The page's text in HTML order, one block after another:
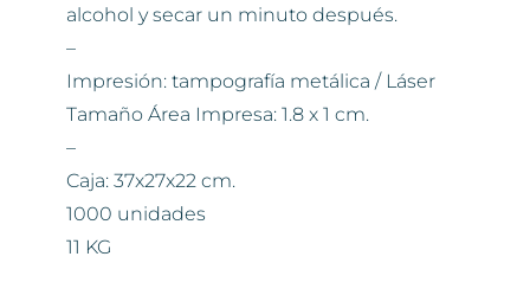
alcohol y secar un minuto después.
–
Impresión: tampografía metálica / Láser
Tamaño Área Impresa: 1.8 x 1 cm.
–
Caja: 37x27x22 cm.
1000 unidades
11 KG